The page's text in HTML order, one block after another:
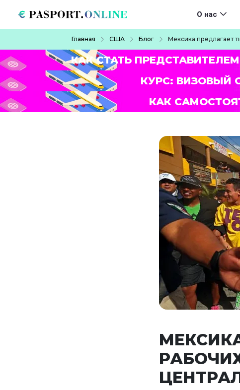
Main navigation
О нас
Главная США Блог Мексика предлагает
КАК СТАТЬ
КУРС: ВИЗОВЫЙ
КАК